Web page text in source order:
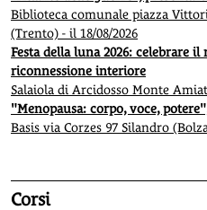
Biblioteca comunale piazza
(Trento) - il 18/08/2026
Festa della luna 2026: celebrare
riconnessione interiore
Salaiola di Arcidosso Monte
"Menopausa: corpo, voce,
Basis via Corzes 97 Silandro
Corsi